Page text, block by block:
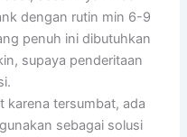
dengan rutin min 6-9
penuh ini dibutuhkan
supaya penderitaan
karena tersumbat, ada
sebagai solusi